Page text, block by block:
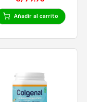
Añadir al carrito